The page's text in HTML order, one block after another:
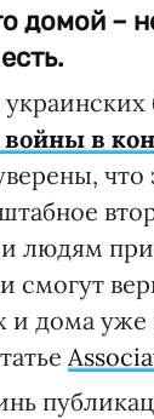
домой –
в
что
людям
смогут
и дома